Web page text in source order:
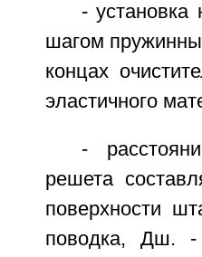
-
шагом
концах
эластичного
-
решета
поверхности
поводка, Дш. -